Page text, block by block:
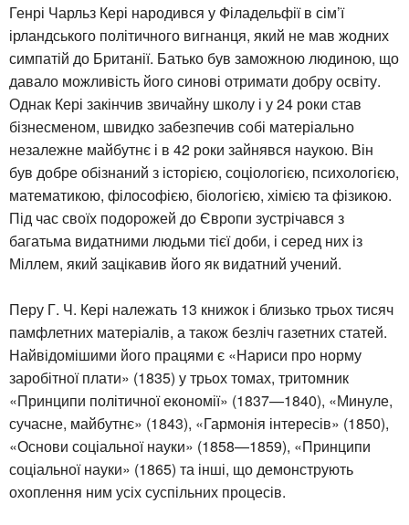
Генрі Чарльз Кері народився у Філадельфії в сім’ї
ірландського політичного вигнанця, який не мав жодних
симпатій до Британії. Батько був заможною людиною, що
давало можливість його синові отримати добру освіту.
Однак Кері закінчив звичайну школу і у 24 роки став
бізнесменом, швидко забезпечив собі матеріально
незалежне майбутнє і в 42 роки зайнявся наукою. Він
був добре обізнаний з історією, соціологією, психологією,
математикою, філософією, біологією, хімією та фізикою.
Під час своїх подорожей до Європи зустрічався з
багатьма видатними людьми тієї доби, і серед них із
Міллем, який зацікавив його як видатний учений.
Перу Г. Ч. Кері належать 13 книжок і близько трьох тисяч
памфлетних матеріалів, а також безліч газетних статей.
Найвідомішими його працями є «Нариси про норму
заробітної плати» (1835) у трьох томах, тритомник
«Принципи політичної економії» (1837—1840), «Минуле,
сучасне, майбутнє» (1843), «Гармонія інтересів» (1850),
«Основи соціальної науки» (1858—1859), «Принципи
соціальної науки» (1865) та інші, що демонструють
охоплення ним усіх суспільних процесів.